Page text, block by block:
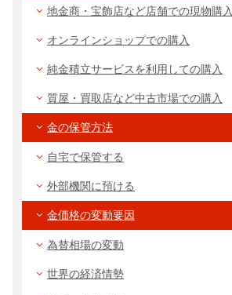
地金商・宝飾店など店舗での現物購入
オンラインショップでの購入
純金積立サービスを利用しての購入
質屋・買取店など中古市場での購入
金の保管方法
自宅で保管する
外部機関に預ける
金価格の変動要因
為替相場の変動
世界の経済情勢